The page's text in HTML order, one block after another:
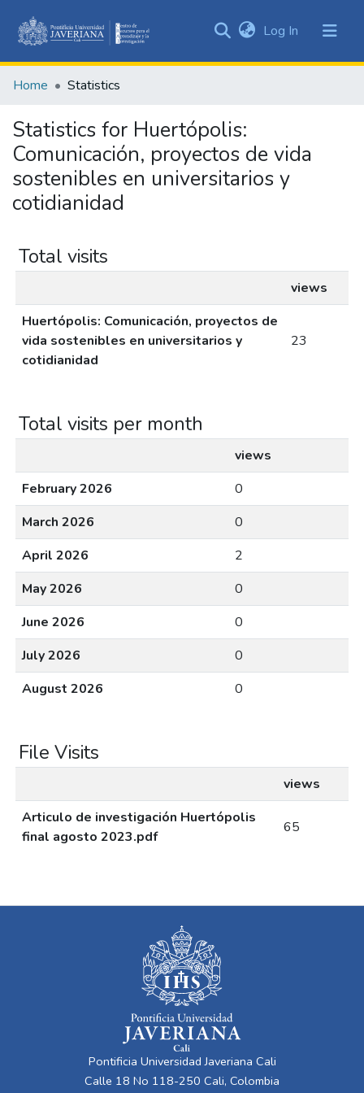
&
All of DSpace
Log In (current)
Home Statistics
Statistics for Huertópolis:
Comunicación, proyectos de vida
sostenibles en universitarios y
cotidianidad
Total visits
views
Huertópolis: Comunicación, proyectos de
vida sostenibles en universitarios y
cotidianidad
23
Total visits per month
views
February 2026
0
March 2026
0
April 2026
2
May 2026
0
June 2026
0
July 2026
0
August 2026
0
File Visits
views
Articulo de investigación Huertópolis
final agosto 2023.pdf
65
Pontificia Universidad Javeriana Cali
Calle 18 No 118-250 Cali, Colombia